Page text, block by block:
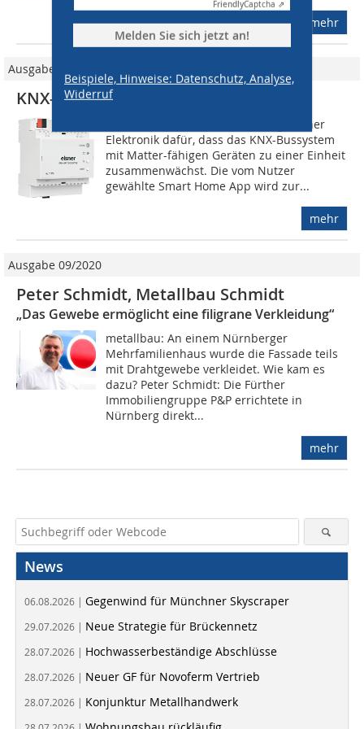
FriendlyCaptcha ⇗
Melden Sie sich jetzt an!
Beispiele, Hinweise: Datenschutz, Analyse,
Widerruf
mehr
Ausgabe 7-8/2025
KNX-Matter Server
Mit dem KNX-Matter-Server sorgt Elsner
Elektronik dafür, dass das KNX-Bussystem
mit Matter-fähigen Geräten zu einer Einheit
zusammenwächst. Die vom Nutzer
gewählte Smart Home App wird zur...
mehr
Ausgabe 09/2020
Peter Schmidt, Metallbau Schmidt
„Das Gewebe ermöglicht eine filigrane Verkleidung“
metallbau: An einem Nürnberger
Mehrfamilienhaus wurde die Fassade teils
mit Drahtgewebe verkleidet. Wie kam es
dazu? Peter Schmidt: Die Fürther
Immobiliengruppe P&P errichtete in
Nürnberg direkt...
mehr
News
06.08.2026 | Gegenwind für Münchner Skyscraper
29.07.2026 | Neue Strategie für Brückennetz
28.07.2026 | Hochwasserbeständige Abschlüsse
28.07.2026 | Neuer GF für Novoferm Vertrieb
28.07.2026 | Konjunktur Metallhandwerk